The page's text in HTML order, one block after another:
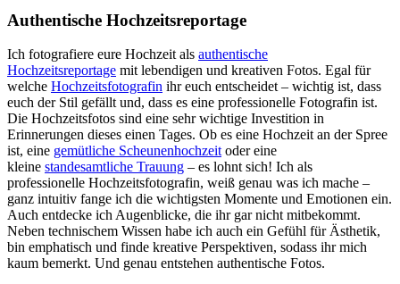
Authentische Hochzeitsreportage
Ich fotografiere eure Hochzeit als authentische
Hochzeitsreportage mit lebendigen und kreativen Fotos. Egal für
welche Hochzeitsfotografin ihr euch entscheidet – wichtig ist, dass
euch der Stil gefällt und, dass es eine professionelle Fotografin ist.
Die Hochzeitsfotos sind eine sehr wichtige Investition in
Erinnerungen dieses einen Tages. Ob es eine Hochzeit an der Spree
ist, eine gemütliche Scheunenhochzeit oder eine
kleine standesamtliche Trauung – es lohnt sich! Ich als
professionelle Hochzeitsfotografin, weiß genau was ich mache –
ganz intuitiv fange ich die wichtigsten Momente und Emotionen ein.
Auch entdecke ich Augenblicke, die ihr gar nicht mitbekommt.
Neben technischem Wissen habe ich auch ein Gefühl für Ästhetik,
bin emphatisch und finde kreative Perspektiven, sodass ihr mich
kaum bemerkt. Und genau entstehen authentische Fotos.